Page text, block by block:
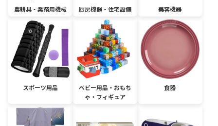
農耕具・業務用機械 厨房機器・住宅設備 美容機器
スポーツ用品
ベビー用品・おもち
ゃ・フィギュア
食器